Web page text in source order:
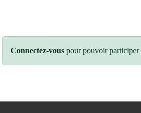
Connectez-vous pour pouvoir participer